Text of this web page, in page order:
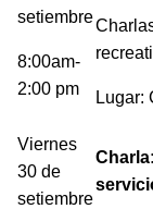
setiembre
8:00am-
2:00 pm
Lugar:
Viernes
30 de
setiembre